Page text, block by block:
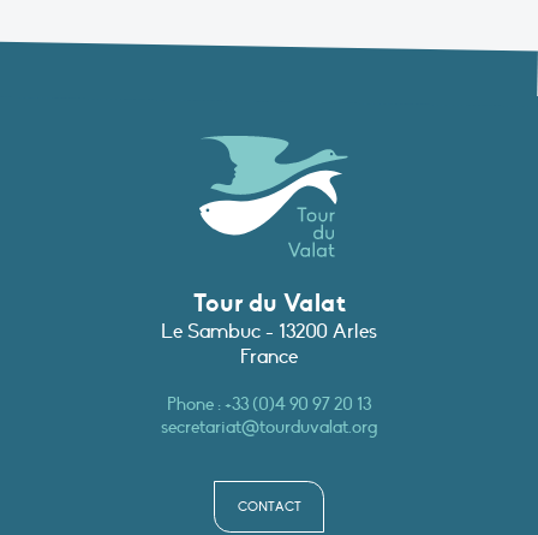
Tour du Valat
Le Sambuc - 13200 Arles
France
Phone :+33 (0)4 90 97 20 13
secretariat@tourduvalat.org
CONTACT